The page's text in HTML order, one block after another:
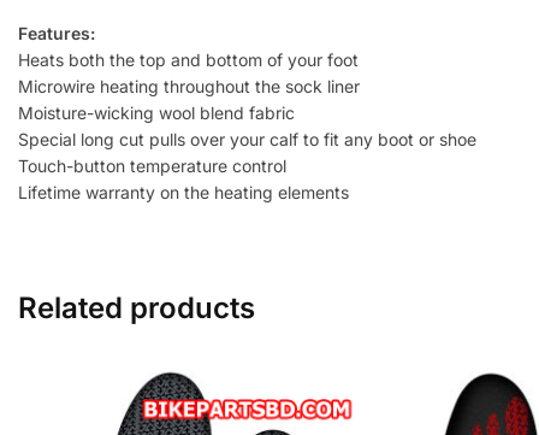
Features:
Heats both the top and bottom of your foot
Microwire heating throughout the sock liner
Moisture-wicking wool blend fabric
Special long cut pulls over your calf to fit any boot or shoe
Touch-button temperature control
Lifetime warranty on the heating elements
Related products